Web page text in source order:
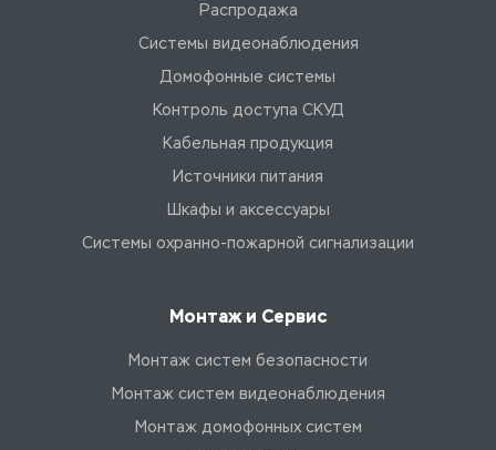
Распродажа
Системы видеонаблюдения
Домофонные системы
Контроль доступа СКУД
Кабельная продукция
Источники питания
Шкафы и аксессуары
Системы охранно-пожарной сигнализации
Монтаж и Сервис
Монтаж систем безопасности
Монтаж систем видеонаблюдения
Монтаж домофонных систем